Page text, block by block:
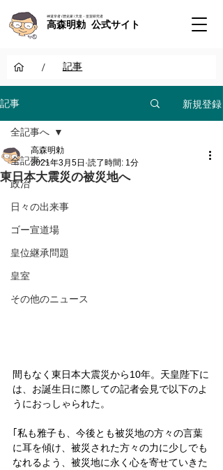
神道学者 / 歴史家 / 天皇・皇室研究者
高森明勅 公式サイト
/ 記事
記事 新規登録
全記事へ
政治
日々の出来事
ゴー宣道場
皇位継承問題
皇室
その他のニュース
全記事へ
東日本大震災の被災地へ
高森明勅
2021年3月5日 読了時間: 1分
間もなく東日本大震災から10年。天皇陛下に
は、お誕生日に際しての記者会見で以下のよ
うにおっしゃられた。
｢私も雅子も、今後とも被災地の方々の言葉
に耳を傾け、被災された方々の力に少しでも
なれるよう、被災地に永く心を寄せていきた